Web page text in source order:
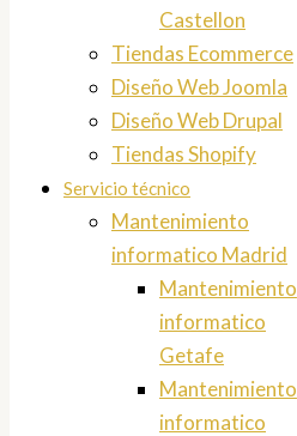
Castellon
Tiendas Ecommerce
Diseño Web Joomla
Diseño Web Drupal
Tiendas Shopify
Servicio técnico
Mantenimiento
informatico Madrid
Mantenimiento
informatico
Getafe
Mantenimiento
informatico